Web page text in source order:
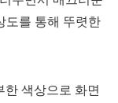
도를 통해 뚜렷한
한 색상으로 화면